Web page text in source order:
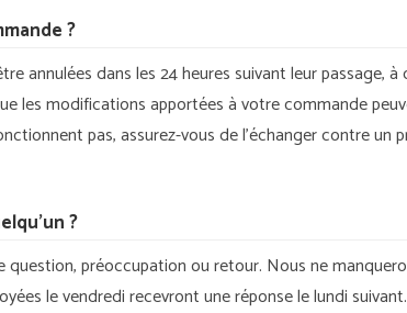
?
annulées dans les 24 heures suivant leur passage,
les modifications apportées à votre commande
pas, assurez-vous de l’échanger contre
?
préoccupation ou retour. Nous ne
le vendredi recevront une réponse le lundi suivant.